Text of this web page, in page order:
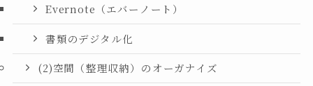
Evernote（エバーノート）
書類のデジタル化
(2)空間（整理収納）のオーガナイズ